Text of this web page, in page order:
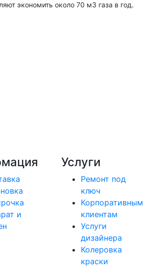
экономить около 70 м3 газа в год.
и
Услуги
Ремонт под
ключ
Корпоративным
клиентам
Услуги
дизайнера
Колеровка
краски